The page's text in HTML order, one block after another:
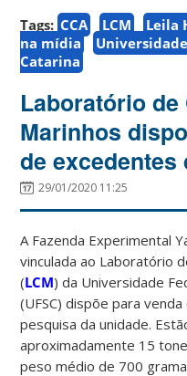
Tags: CCA LCM Leila
na mídia
Catarina
Laboratório de
Marinhos
de excedentes
29/01/2020 11:25
A Fazenda Experimental
vinculada ao Laboratório
(LCM) da Universidade
(UFSC) dispõe para
pesquisa da unidade.
aproximadamente 15
peso médio de 700